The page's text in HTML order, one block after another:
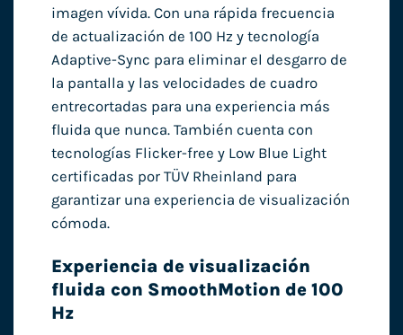
imagen vívida. Con una rápida frecuencia
de actualización de 100 Hz y tecnología
Adaptive-Sync para eliminar el desgarro de
la pantalla y las velocidades de cuadro
entrecortadas para una experiencia más
fluida que nunca. También cuenta con
tecnologías Flicker-free y Low Blue Light
certificadas por TÜV Rheinland para
garantizar una experiencia de visualización
cómoda.
Experiencia de visualización
fluida con SmoothMotion de 100
Hz